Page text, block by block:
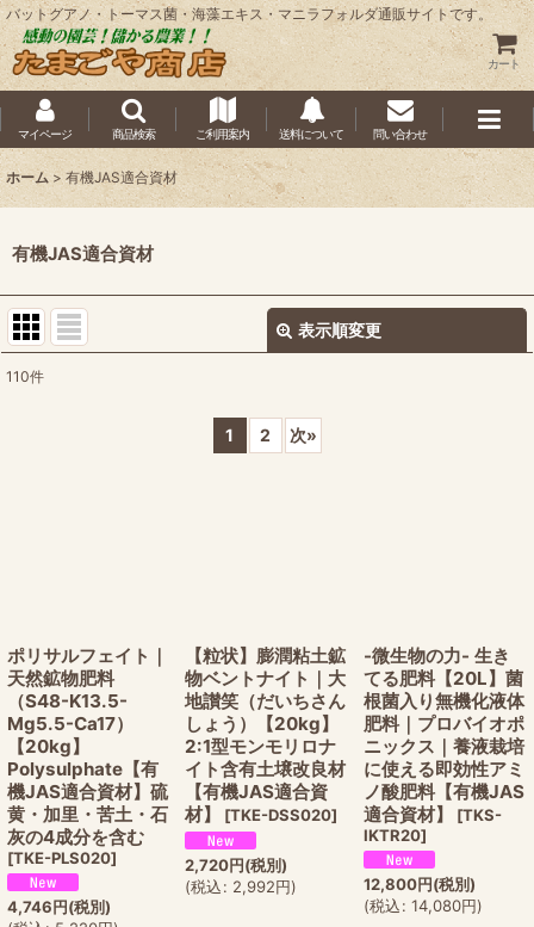
バットグアノ・トーマス菌・海藻エキス・マニラフォルダ通販サイトです。
カート
マイページ 商品検索 ご利用案内 送料について 問い合わせ
ホーム > 有機JAS適合資材
有機JAS適合資材
表示順変更
110件
1 2 次»
ポリサルフェイト｜
天然鉱物肥料
（S48-K13.5-
Mg5.5-Ca17）
【20kg】
Polysulphate【有
機JAS適合資材】硫
黄・加里・苦土・石
灰の4成分を含む
[TKE-PLS020]
4,746円(税別)
【粒状】膨潤粘土鉱
物ベントナイト｜大
地讃笑（だいちさん
しょう）【20kg】
2:1型モンモリロナ
イト含有土壌改良材
【有機JAS適合資
材】
[TKE-DSS020]
2,720円(税別)
(税込: 2,992円)
-微生物の力- 生き
てる肥料【20L】菌
根菌入り無機化液体
肥料｜プロバイオポ
ニックス｜養液栽培
に使える即効性アミ
ノ酸肥料【有機JAS
適合資材】
[TKS-
IKTR20]
12,800円(税別)
(税込: 14,080円)